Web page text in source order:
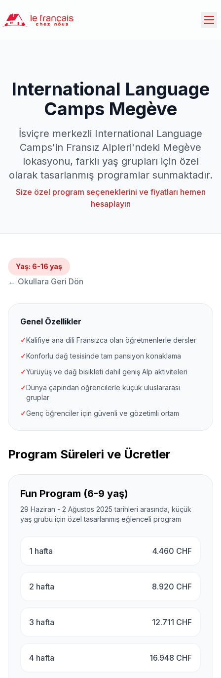
International Language
Camps Megève
İsviçre merkezli International Language
Camps'in Fransız Alpleri'ndeki Megève
lokasyonu, farklı yaş grupları için özel
olarak tasarlanmış programlar sunmaktadır.
Size özel program seçeneklerini ve fiyatları hemen
hesaplayın
Yaş: 6-16 yaş
← Okullara Geri Dön
Genel Özellikler
✓Kalifiye ana dili Fransızca olan öğretmenlerle dersler
✓Konforlu dağ tesisinde tam pansiyon konaklama
✓Yürüyüş ve dağ bisikleti dahil geniş Alp aktiviteleri
✓Dünya çapından öğrencilerle küçük uluslararası
gruplar
✓Genç öğrenciler için güvenli ve gözetimli ortam
Program Süreleri ve Ücretler
Fun Program (6-9 yaş)
29 Haziran - 2 Ağustos 2025 tarihleri arasında, küçük
yaş grubu için özel tasarlanmış eğlenceli program
1 hafta 4.460 CHF
2 hafta 8.920 CHF
3 hafta 12.711 CHF
4 hafta 16.948 CHF